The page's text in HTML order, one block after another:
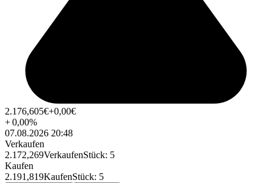
2.176,605€+0,00€
+0,00%
07.08.2026 20:48
Verkaufen
2.172,269VerkaufenStück: 5
Kaufen
2.191,819KaufenStück: 5